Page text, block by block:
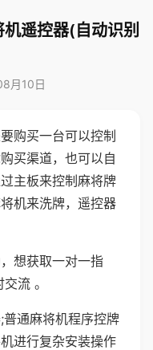
遥控器(自动识别
月10日
购买一台可以控制
买渠道，也可以自
主板来控制麻将牌
机来洗牌，遥控器
想获取一对一指
流 。
通麻将机程序控牌
进行复杂安装操作